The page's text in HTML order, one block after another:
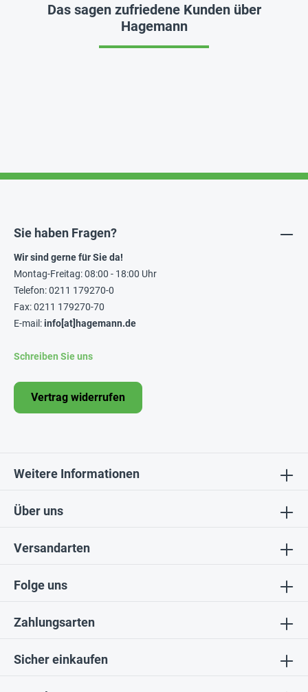
Das sagen zufriedene Kunden über
Hagemann
Folge uns
Sicher einkaufen
Über uns
Sie haben Fragen?
Wir sind gerne für Sie da!
Montag-Freitag: 08:00 - 18:00 Uhr
Telefon: 0211 179270-0
Fax: 0211 179270-70
E-mail:info[at]hagemann.de
Schreiben Sie uns
Vertrag widerrufen
Weitere Informationen
Zahlungsarten
Versandarten